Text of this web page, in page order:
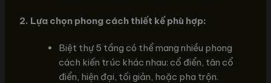
2. Lựa chọn phong cách thiết kế phù hợp:
Biệt thự 5 tầng có thể mang nhiều phong
cách kiến trúc khác nhau: cổ điển, tân cổ
điển, hiện đại, tối giản, hoặc pha trộn.